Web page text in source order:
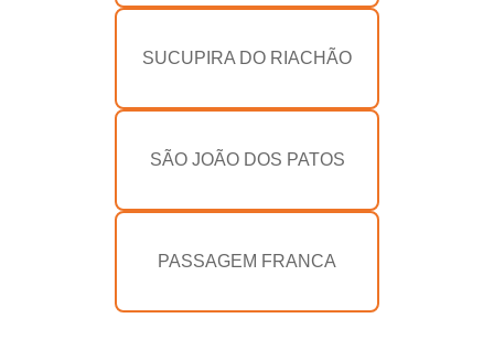
SUCUPIRA DO RIACHÃO
SÃO JOÃO DOS PATOS
PASSAGEM FRANCA